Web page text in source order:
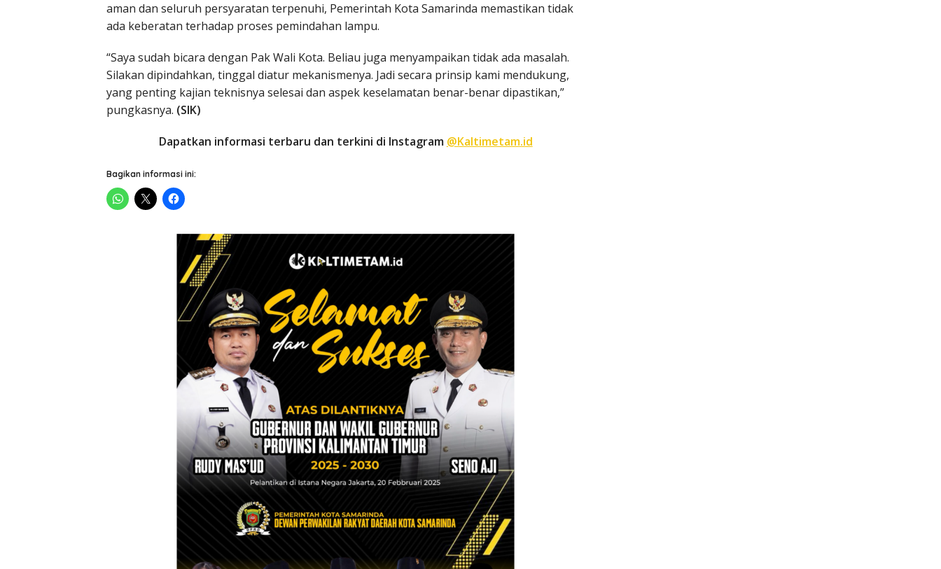
aman dan seluruh persyaratan terpenuhi, Pemerintah Kota Samarinda memastikan tidak
ada keberatan terhadap proses pemindahan lampu.
“Saya sudah bicara dengan Pak Wali Kota. Beliau juga menyampaikan tidak ada masalah.
Silakan dipindahkan, tinggal diatur mekanismenya. Jadi secara prinsip kami mendukung,
yang penting kajian teknisnya selesai dan aspek keselamatan benar-benar dipastikan,”
pungkasnya. (SIK)
Dapatkan informasi terbaru dan terkini di Instagram @Kaltimetam.id
Bagikan informasi ini: